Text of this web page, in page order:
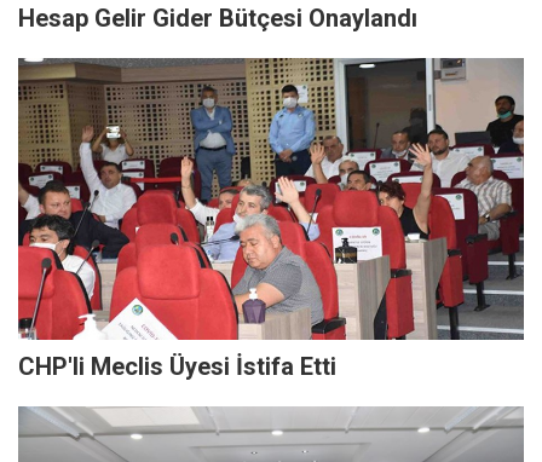
Hesap Gelir Gider Bütçesi Onaylandı
CHP'li Meclis Üyesi İstifa Etti